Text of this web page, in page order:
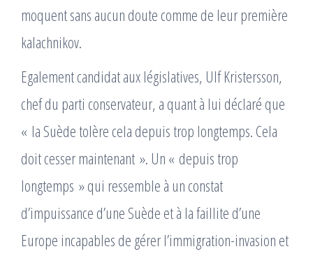
moquent sans aucun doute comme de leur première
kalachnikov.
Egalement candidat aux législatives, Ulf Kristersson,
chef du parti conservateur, a quant à lui déclaré que
« la Suède tolère cela depuis trop longtemps. Cela
doit cesser maintenant ». Un « depuis trop
longtemps » qui ressemble à un constat
d’impuissance d’une Suède et à la faillite d’une
Europe incapables de gérer l’immigration-invasion et